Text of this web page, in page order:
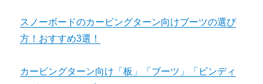
スノーボードのカービングターン向けブーツの選び
方！おすすめ3選！
カービングターン向け「板」「ブーツ」「ビンディ